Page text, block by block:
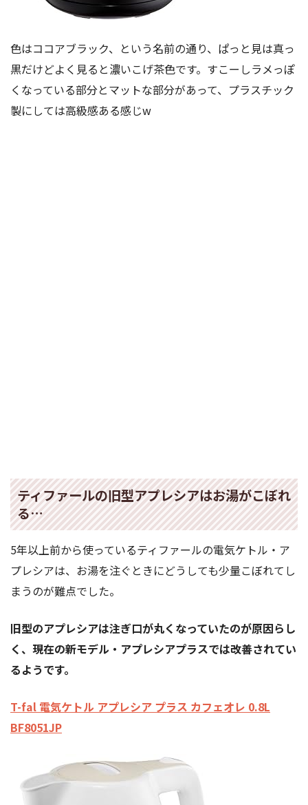
色はココアブラック、という名前の通り、ぱっと見は真っ
黒だけどよく見ると濃いこげ茶色です。すこーしラメっぽ
くなっている部分とマットな部分があって、プラスチック
製にしては高級感ある感じw
ティファールの旧型アプレシアはお湯がこぼれ
る…
5年以上前から使っているティファールの電気ケトル・ア
プレシアは、お湯を注ぐときにどうしても少量こぼれてし
まうのが難点でした。
旧型のアプレシアは注ぎ口が丸くなっていたのが原因らし
く、現在の新モデル・アプレシアプラスでは改善されてい
るようです。
T-fal 電気ケトル アプレシア プラス カフェオレ 0.8L
BF8051JP